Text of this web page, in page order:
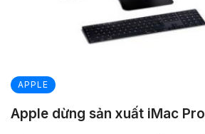
APPLE
Apple dừng sản xuất iMac Pro